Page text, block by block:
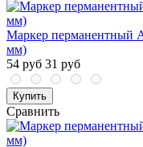
Маркер перманентный
мм)
54 руб 31 руб
Купить
Сравнить